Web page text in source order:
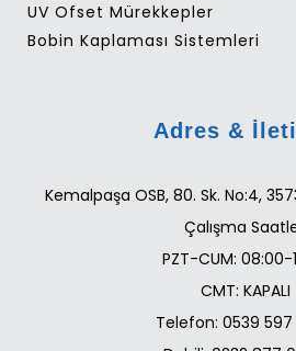
UV Ofset Mürekkepler
Bobin Kaplaması Sistemleri
Adres &
Kemalpaşa OSB, 80. Sk. No:4,
Çalışma
PZT-CUM: 08:00-
CMT: KAPALI
Telefon: 0539